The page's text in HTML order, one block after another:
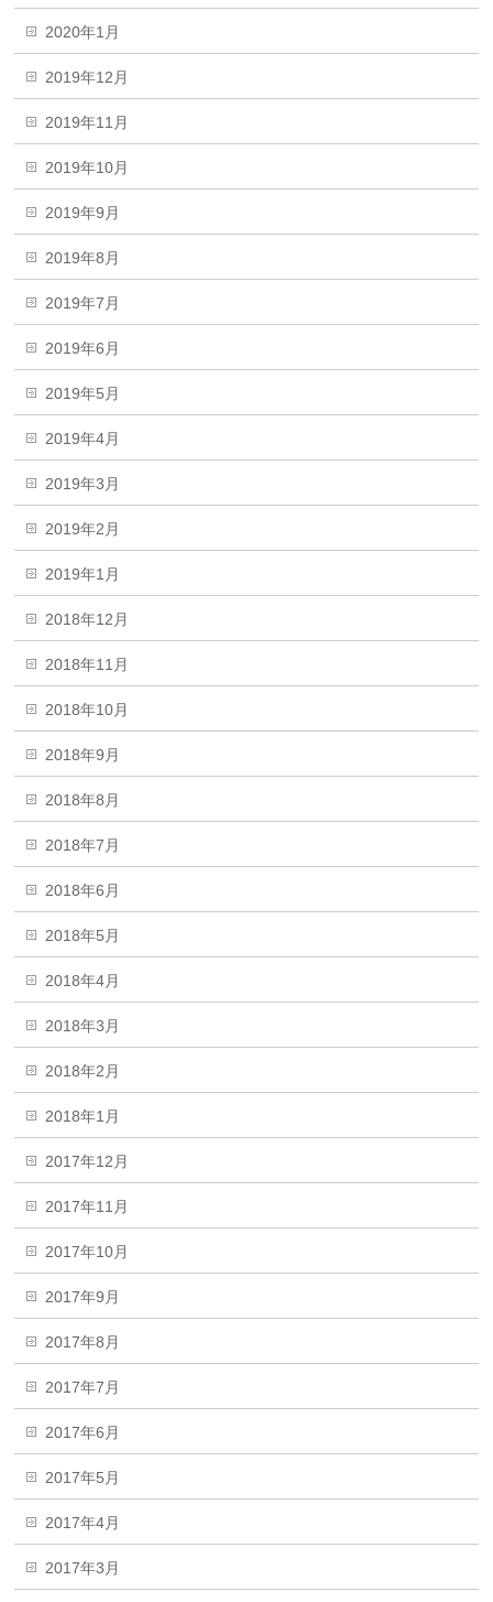
2020年1月
2019年12月
2019年11月
2019年10月
2019年9月
2019年8月
2019年7月
2019年6月
2019年5月
2019年4月
2019年3月
2019年2月
2019年1月
2018年12月
2018年11月
2018年10月
2018年9月
2018年8月
2018年7月
2018年6月
2018年5月
2018年4月
2018年3月
2018年2月
2018年1月
2017年12月
2017年11月
2017年10月
2017年9月
2017年8月
2017年7月
2017年6月
2017年5月
2017年4月
2017年3月